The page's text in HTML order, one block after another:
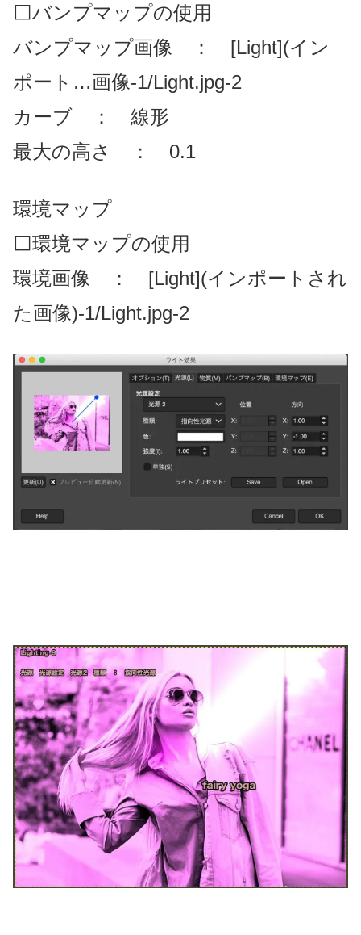
⬜バンプマップの使用
バンプマップ画像 ： [Light](イン
ポート…画像-1/Light.jpg-2
カーブ ： 線形
最大の高さ ： 0.1
環境マップ
⬜環境マップの使用
環境画像 ： [Light](インポートされ
た画像)-1/Light.jpg-2